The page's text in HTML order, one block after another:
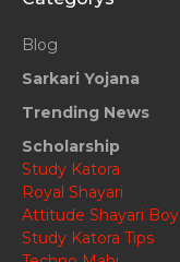
Blog
Sarkari Yojana
Trending News
Scholarship
Study Katora
Royal Shayari
Attitude Shayari Boy
Study Katora Tips